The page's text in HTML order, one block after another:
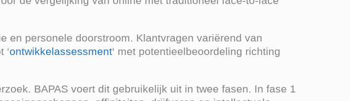
en personele doorstroom. Klantvragen variërend van
‘ontwikkelassessment‘ met potentieelbeoordeling richting
BAPAS voert dit gebruikelijk uit in twee fasen. In fase 1